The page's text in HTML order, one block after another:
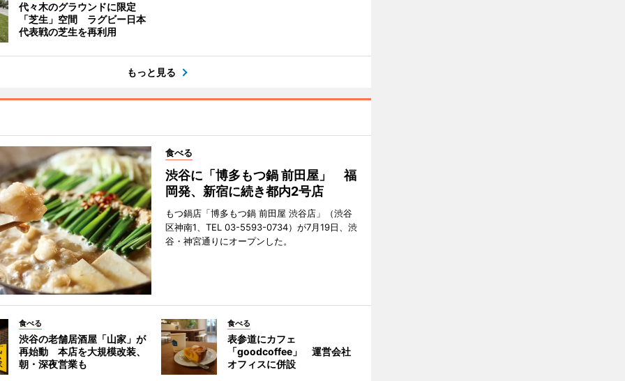
代々木のグラウンドに限定
「芝生」空間 ラグビー日本
代表戦の芝生を再利用
もっと見る
食べる
渋谷に「博多もつ鍋 前田屋」 福
岡発、新宿に続き都内2号店
もつ鍋店「博多もつ鍋 前田屋 渋谷店」（渋谷
区神南1、TEL 03-5593-0734）が7月19日、渋
谷・神宮通りにオープンした。
食べる
渋谷の老舗居酒屋「山家」が
再始動 本店を大規模改装、
朝・深夜営業も
食べる
表参道にカフェ
「goodcoffee」 運営会社
オフィスに併設